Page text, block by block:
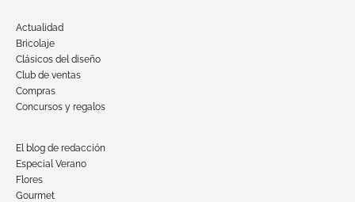
Actualidad
Bricolaje
Clásicos del diseño
Club de ventas
Compras
Concursos y regalos
El blog de redacción
Especial Verano
Flores
Gourmet